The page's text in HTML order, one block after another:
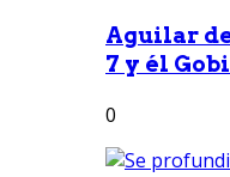
Aguilar
7 y él
0